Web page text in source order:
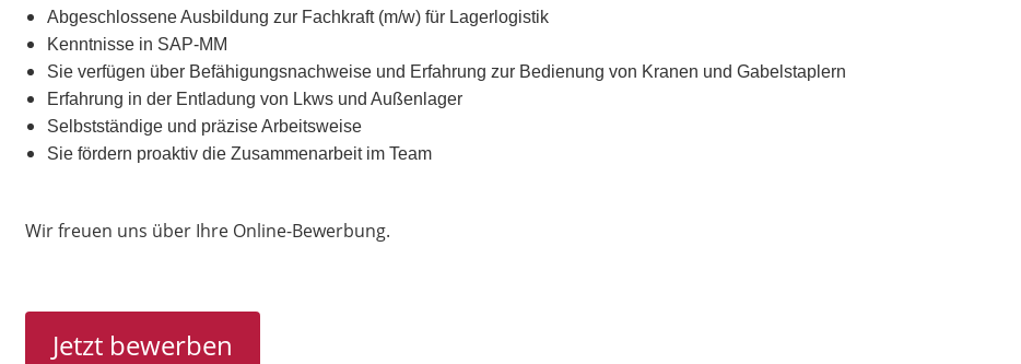
Abgeschlossene Ausbildung zur Fachkraft (m/w) für Lagerlogistik
Kenntnisse in SAP-MM
Sie verfügen über Befähigungsnachweise und Erfahrung zur Bedienung von Kranen und Gabelstaplern
Erfahrung in der Entladung von Lkws und Außenlager
Selbstständige und präzise Arbeitsweise
Sie fördern proaktiv die Zusammenarbeit im Team
Wir freuen uns über Ihre Online-Bewerbung.
Jetzt bewerben